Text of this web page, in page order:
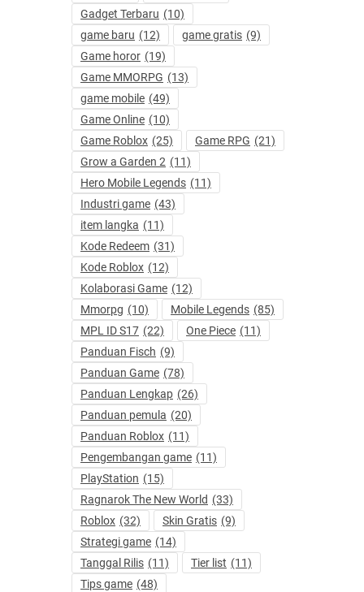
Gadget Terbaru (10)
game baru (12) game gratis (9)
Game horor (19)
Game MMORPG (13)
game mobile (49)
Game Online (10)
Game Roblox (25) Game RPG (21)
Grow a Garden 2 (11)
Hero Mobile Legends (11)
Industri game (43)
item langka (11)
Kode Redeem (31)
Kode Roblox (12)
Kolaborasi Game (12)
Mmorpg (10) Mobile Legends (85)
MPL ID S17 (22) One Piece (11)
Panduan Fisch (9)
Panduan Game (78)
Panduan Lengkap (26)
Panduan pemula (20)
Panduan Roblox (11)
Pengembangan game (11)
PlayStation (15)
Ragnarok The New World (33)
Roblox (32) Skin Gratis (9)
Strategi game (14)
Tanggal Rilis (11) Tier list (11)
Tips game (48)